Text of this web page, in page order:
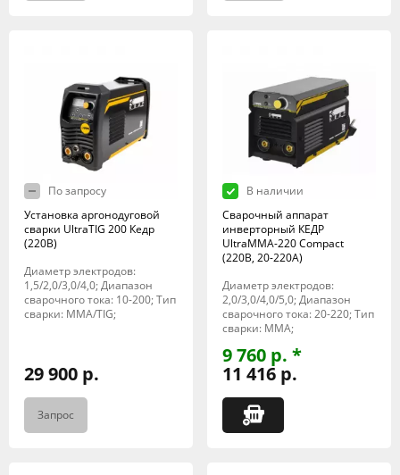
По запросу
Установка аргонодуговой
сварки UltraTIG 200 Кедр
(220В)
Диаметр электродов:
1,5/2,0/3,0/4,0; Диапазон
сварочного тока: 10-200; Тип
сварки: MMA/TIG;
29 900 р.
Запрос
В наличии
Сварочный аппарат
инверторный КЕДР
UltraMMA-220 Compact
(220В, 20-220А)
Диаметр электродов:
2,0/3,0/4,0/5,0; Диапазон
сварочного тока: 20-220; Тип
сварки: MMA;
9 760 р. *
11 416 р.